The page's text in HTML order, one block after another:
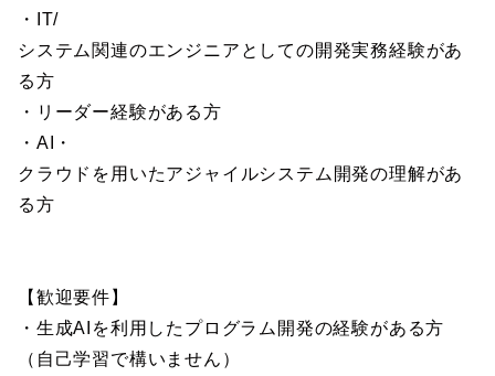
・IT/
システム関連のエンジニアとしての開発実務経験があ
る方
・リーダー経験がある方
・AI・
クラウドを用いたアジャイルシステム開発の理解があ
る方
【歓迎要件】
・生成AIを利用したプログラム開発の経験がある方
（自己学習で構いません）